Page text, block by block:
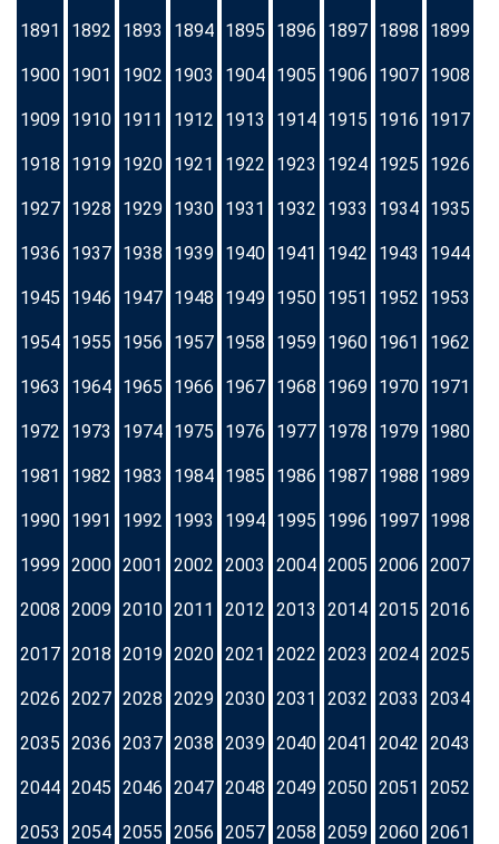
1891 1892 1893 1894 1895 1896 1897 1898 1899
1900 1901 1902 1903 1904 1905 1906 1907 1908
1909 1910 1911 1912 1913 1914 1915 1916 1917
1918 1919 1920 1921 1922 1923 1924 1925 1926
1927 1928 1929 1930 1931 1932 1933 1934 1935
1936 1937 1938 1939 1940 1941 1942 1943 1944
1945 1946 1947 1948 1949 1950 1951 1952 1953
1954 1955 1956 1957 1958 1959 1960 1961 1962
1963 1964 1965 1966 1967 1968 1969 1970 1971
1972 1973 1974 1975 1976 1977 1978 1979 1980
1981 1982 1983 1984 1985 1986 1987 1988 1989
1990 1991 1992 1993 1994 1995 1996 1997 1998
1999 2000 2001 2002 2003 2004 2005 2006 2007
2008 2009 2010 2011 2012 2013 2014 2015 2016
2017 2018 2019 2020 2021 2022 2023 2024 2025
2026 2027 2028 2029 2030 2031 2032 2033 2034
2035 2036 2037 2038 2039 2040 2041 2042 2043
2044 2045 2046 2047 2048 2049 2050 2051 2052
2053 2054 2055 2056 2057 2058 2059 2060 2061